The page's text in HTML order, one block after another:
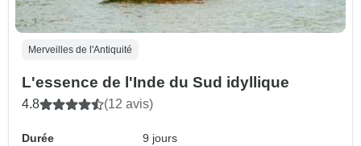
Merveilles de l'Antiquité
L'essence de l'Inde du Sud idyllique
4.8 (12 avis)
Durée
9 jours